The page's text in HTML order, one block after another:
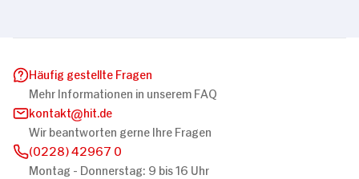
Häufig gestellte Fragen
Mehr Informationen in unserem FAQ
kontakt
hit.de
Wir beantworten gerne Ihre Fragen
(0228) 42967 0
Montag - Donnerstag: 9 bis 16 Uhr